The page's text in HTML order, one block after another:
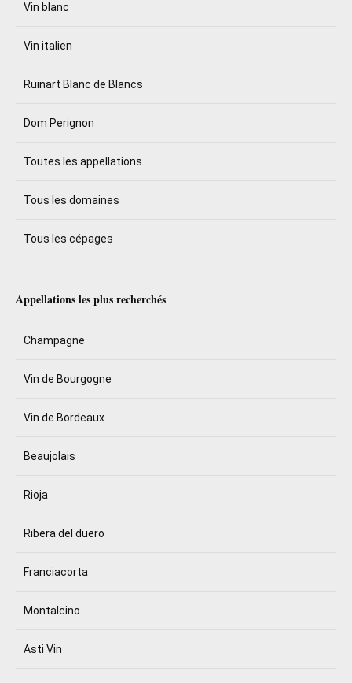
Vin blanc
Vin italien
Ruinart Blanc de Blancs
Dom Perignon
Toutes les appellations
Tous les domaines
Tous les cépages
Appellations les plus recherchés
Champagne
Vin de Bourgogne
Vin de Bordeaux
Beaujolais
Rioja
Ribera del duero
Franciacorta
Montalcino
Asti Vin